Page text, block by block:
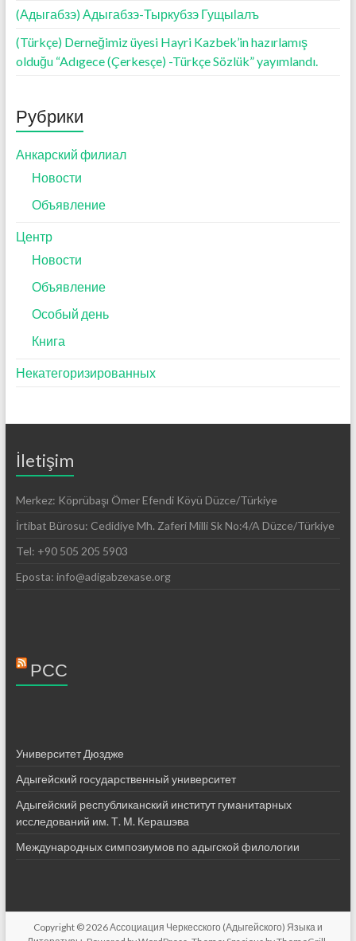
(Адыгабзэ) Адыгабзэ-Тыркубзэ Гущыӏалъ
(Türkçe) Derneğimiz üyesi Hayri Kazbek’in hazırlamış
olduğu “Adıgece (Çerkesçe) -Türkçe Sözlük” yayımlandı.
Рубрики
Анкарский филиал
Новости
Объявление
Центр
Новости
Объявление
Особый день
Книга
Некатегоризированных
İletişim
Merkez: Köprübaşı Ömer Efendi Köyü Düzce/Türkiye
İrtibat Bürosu: Cedidiye Mh. Zaferi Milli Sk No:4/A Düzce/Türkiye
Tel: +90 505 205 5903
Eposta: info@adigabzexase.org
РСС
Университет Дюздже
Адыгейский государственный университет
Адыгейский республиканский институт гуманитарных
исследований им. Т. М. Керашэва
Международных симпозиумов по адыгской филологии
Copyright © 2026Ассоциация Черкесского (Адыгейского) Языка и